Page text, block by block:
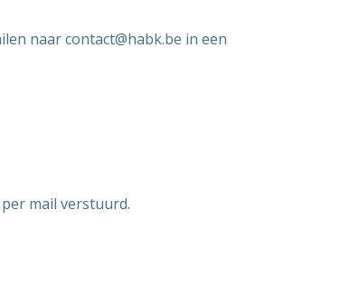
naar contact@habk.be in een
mail verstuurd.